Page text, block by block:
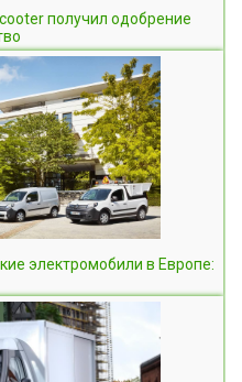
получил одобрение
электромобили в Европе: